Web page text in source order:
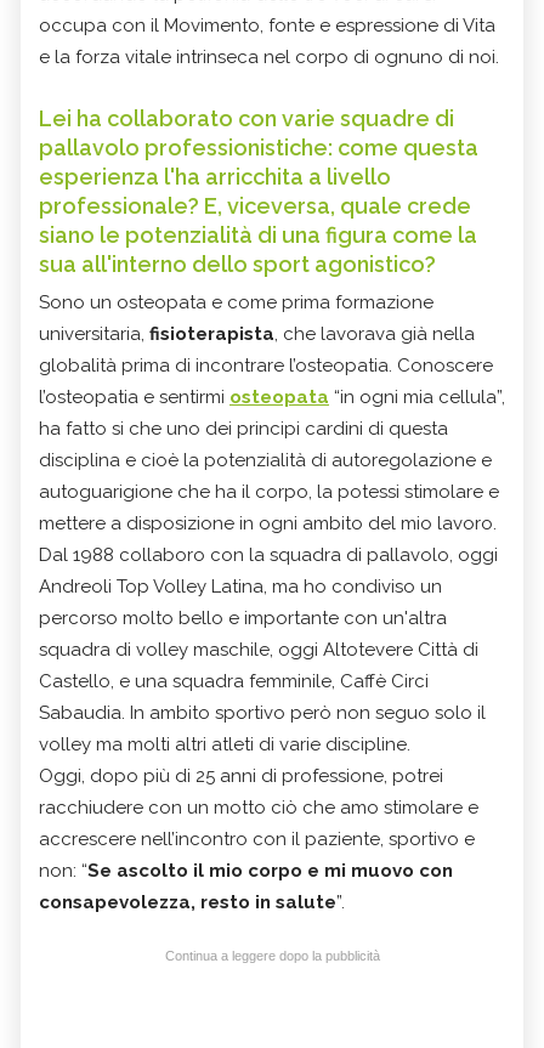
occupa con il Movimento, fonte e espressione di Vita
e la forza vitale intrinseca nel corpo di ognuno di noi.
Lei ha collaborato con varie squadre di
pallavolo professionistiche: come questa
esperienza l'ha arricchita a livello
professionale? E, viceversa, quale crede
siano le potenzialità di una figura come la
sua all'interno dello sport agonistico?
Sono un osteopata e come prima formazione
universitaria, fisioterapista, che lavorava già nella
globalità prima di incontrare l’osteopatia. Conoscere
l’osteopatia e sentirmi osteopata “in ogni mia cellula”,
ha fatto si che uno dei principi cardini di questa
disciplina e cioè la potenzialità di autoregolazione e
autoguarigione che ha il corpo, la potessi stimolare e
mettere a disposizione in ogni ambito del mio lavoro.
Dal 1988 collaboro con la squadra di pallavolo, oggi
Andreoli Top Volley Latina, ma ho condiviso un
percorso molto bello e importante con un'altra
squadra di volley maschile, oggi Altotevere Città di
Castello, e una squadra femminile, Caffè Circi
Sabaudia. In ambito sportivo però non seguo solo il
volley ma molti altri atleti di varie discipline.
Oggi, dopo più di 25 anni di professione, potrei
racchiudere con un motto ciò che amo stimolare e
accrescere nell’incontro con il paziente, sportivo e
non: “Se ascolto il mio corpo e mi muovo con
consapevolezza, resto in salute”.
Continua a leggere dopo la pubblicità